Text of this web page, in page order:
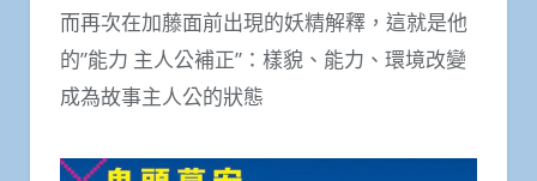
而再次在加藤面前出現的妖精解釋，這就是他
的”能力 主人公補正”：樣貌、能力、環境改變
成為故事主人公的狀態